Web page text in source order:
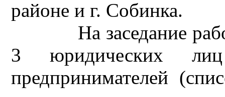
районе и г. Собинка.
На заседание
3 юридических
предпринимателей